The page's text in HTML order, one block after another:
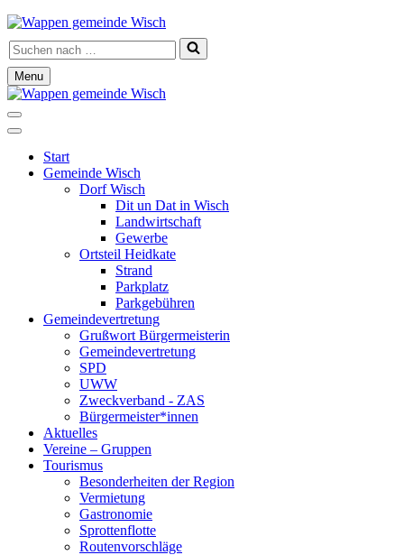
Suchen
nach …
Menu
Navigationsmenü
Navigationsmenü
Start
Gemeinde Wisch
Dorf Wisch
Dit un Dat in Wisch
Landwirtschaft
Gewerbe
Ortsteil Heidkate
Strand
Parkplatz
Parkgebühren
Gemeindevertretung
Grußwort Bürgermeisterin
Gemeindevertretung
SPD
UWW
Zweckverband - ZAS
Bürgermeister*innen
Aktuelles
Vereine – Gruppen
Tourismus
Besonderheiten der Region
Vermietung
Gastronomie
Sprottenflotte
Routenvorschläge